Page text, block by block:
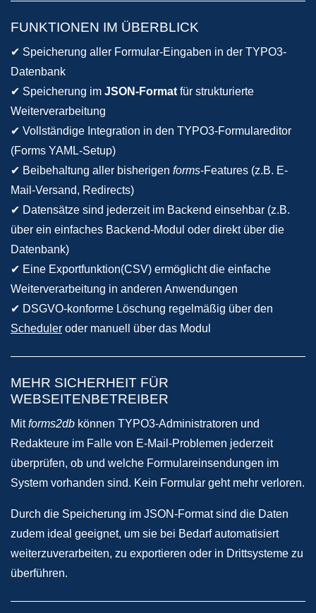
FUNKTIONEN IM ÜBERBLICK
✔ Speicherung aller Formular-Eingaben in der TYPO3-
Datenbank
✔ Speicherung im JSON-Format für strukturierte
Weiterverarbeitung
✔ Vollständige Integration in den TYPO3-Formulareditor
(Forms YAML-Setup)
✔ Beibehaltung aller bisherigen forms-Features (z.B. E-
Mail-Versand, Redirects)
✔ Datensätze sind jederzeit im Backend einsehbar (z.B.
über ein einfaches Backend-Modul oder direkt über die
Datenbank)
✔ Eine Exportfunktion(CSV) ermöglicht die einfache
Weiterverarbeitung in anderen Anwendungen
✔ DSGVO-konforme Löschung regelmäßig über den
Scheduler oder manuell über das Modul
MEHR SICHERHEIT FÜR
WEBSEITENBETREIBER
Mitforms2db können TYPO3-Administratoren und
Redakteure im Falle von E-Mail-Problemen jederzeit
überprüfen, ob und welche Formulareinsendungen im
System vorhanden sind. Kein Formular geht mehr verloren.
Durch die Speicherung im JSON-Format sind die Daten
zudem ideal geeignet, um sie bei Bedarf automatisiert
weiterzuverarbeiten, zu exportieren oder in Drittsysteme zu
überführen.